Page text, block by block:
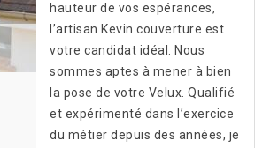
hauteur de vos espérances,
l’artisan Kevin couverture est
votre candidat idéal. Nous
sommes aptes à mener à bien
la pose de votre Velux. Qualifié
et expérimenté dans l’exercice
du métier depuis des années, je